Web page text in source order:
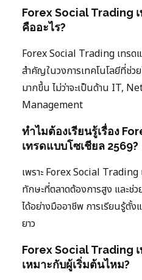
Forex Social Trading
คืออะไร?
Forex Social Trading เทรด
สำคัญในวงการเทคโนโลยีที่ช่ว
มากขึ้น ไม่ว่าจะเป็นด้าน IT,
Management
ทำไมต้องเรียนรู้เรื่อง
เทรดแบบโซเชียล 2569?
เพราะ Forex Social Trading
ทักษะที่ตลาดต้องการสูง และ
ได้อย่างมืออาชีพ การเรียนรู้ตั้ง
ยาว
Forex Social Trading
เหมาะกับผู้เริ่มต้นไหม?